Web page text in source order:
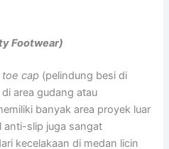
Footwear)
cap (pelindung besi di
area gudang atau
banyak area proyek luar
anti-slip juga sangat
kecelakaan di medan licin